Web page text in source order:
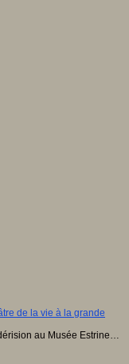
de la vie à la grande
au Musée Estrine…